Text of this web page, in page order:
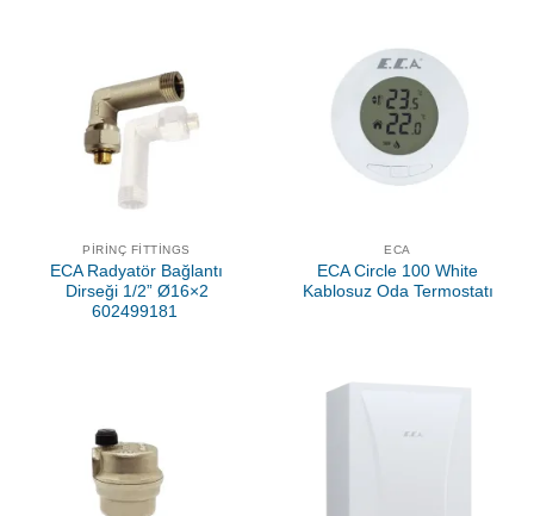
PIRINÇ FITTINGS
ECA Radyatör Bağlantı
Dirseği 1/2” Ø16×2
602499181
ECA
ECA Circle 100 White
Kablosuz Oda Termostatı